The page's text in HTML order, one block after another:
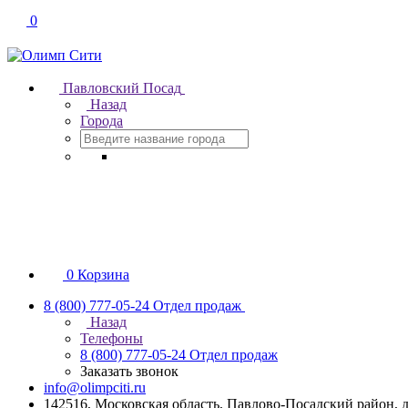
0
Павловский Посад
Назад
Города
0 Корзина
8 (800) 777-05-24 Отдел продаж
Назад
Телефоны
8 (800) 777-05-24 Отдел продаж
Заказать звонок
info@olimpciti.ru
142516, Московская область, Павлово-Посадский район,